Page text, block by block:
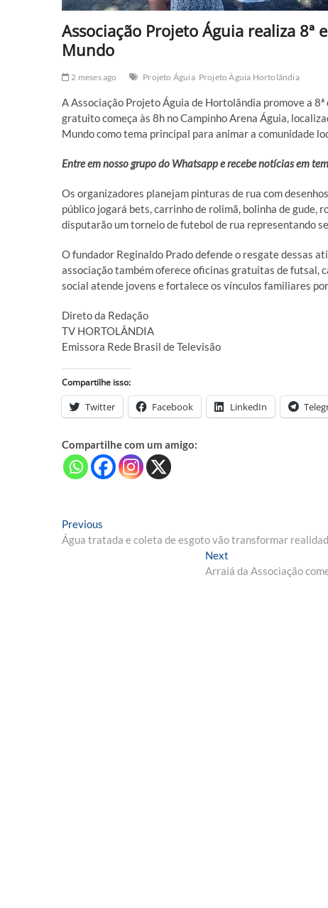
Associação Projeto Águia realiza
Mundo
2 meses ago Projeto Águia Projeto Àguia Hortolândia
A Associação Projeto Águia de Hortolândia promove a
gratuito começa às 8h no Campinho Arena Águia,
Mundo como tema principal para animar a comunidade
Entre em nosso grupo do Whatsapp e recebe notícias em
Os organizadores planejam pinturas de rua com
público jogará bets, carrinho de rolimã, bolinha de gude,
disputarão um torneio de futebol de rua representando
O fundador Reginaldo Prado defende o resgate dessas
associação também oferece oficinas gratuitas de futsal,
social atende jovens e fortalece os vínculos familiares
Direto da Redação
TV HORTOLÂNDIA
Emissora Rede Brasil de Televisão
Compartilhe isso:
Twitter Facebook LinkedIn
Compartilhe com um amigo:
Navegação
de
Previous
post:
Água tratada e coleta de esgoto vão transformar
Next
post:
Arraiá da Associação